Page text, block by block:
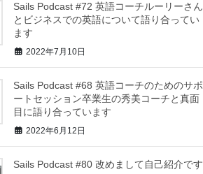
Sails Podcast #72 英語コーチルーリーさん
とビジネスでの英語について語り合ってい
ます
2022年7月10日
Sails Podcast #68 英語コーチのためのサポ
ートセッション卒業生の秀美コーチと真面
目に語り合っています
2022年6月12日
Sails Podcast #80 改めまして自己紹介です